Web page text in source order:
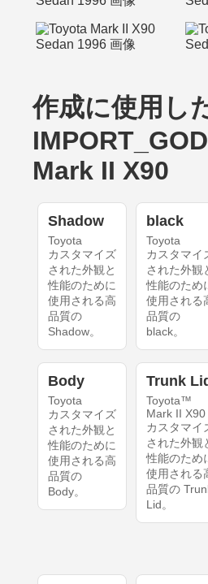
作成に使用し
Mark II X90
Shadow
Toyota
カスタマイズ
された外観と
性能のために
使用される高
品質の
Shadow。
black
Toyota
カスタマイ
された外観
性能のため
使用される
品質の
black。
Body
Toyota
カスタマイズ
された外観と
性能のために
使用される高
品質の
Body。
Trunk
Toyota™
Mark II X90
カスタマイ
された外観
性能のため
使用される
品質の
Lid。